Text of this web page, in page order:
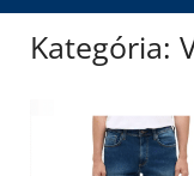
Kategória: